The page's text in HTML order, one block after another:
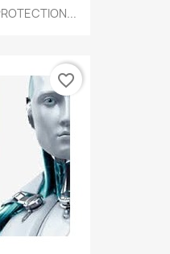
favorite_border